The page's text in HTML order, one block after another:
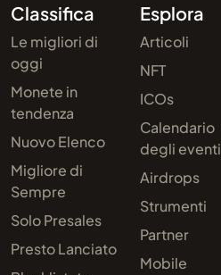
Classifica
Le migliori di
oggi
Monete in
tendenza
Nuovo Elenco
Migliore di
Sempre
Solo Presales
Presto Lanciato
Esplora
Articoli
NFT
ICOs
Calendario
degli eventi
Airdrops
Strumenti
Partner
Mobile